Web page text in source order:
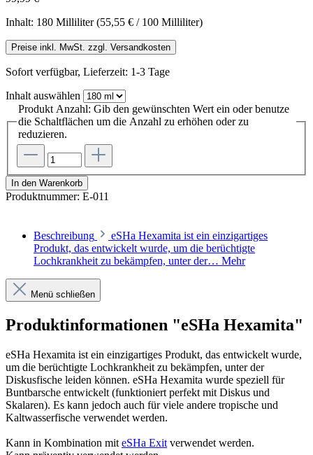
Inhalt: 180 Milliliter(55,55 € / 100 Milliliter)
Preise inkl. MwSt. zzgl. Versandkosten
Sofort verfügbar, Lieferzeit: 1-3 Tage
Inhalt auswählen
Produkt Anzahl: Gib den gewünschten Wert ein oder benutze
die Schaltflächen um die Anzahl zu erhöhen oder zu
reduzieren.
In den Warenkorb
Produktnummer: E-011
Beschreibung
eSHa Hexamita ist ein einzigartiges
Produkt, das entwickelt wurde, um die berüchtigte
Lochkrankheit zu bekämpfen, unter der… Mehr
Menü schließen
Produktinformationen "eSHa Hexamita"
eSHa Hexamita ist ein einzigartiges Produkt, das entwickelt wurde,
um die berüchtigte Lochkrankheit zu bekämpfen, unter der
Diskusfische leiden können. eSHa Hexamita wurde speziell für
Buntbarsche entwickelt (funktioniert perfekt mit Diskus und
Skalaren). Es kann jedoch auch für viele andere tropische und
Kaltwasserfische verwendet werden.
Kann in Kombination mit eSHa Exit verwendet werden.